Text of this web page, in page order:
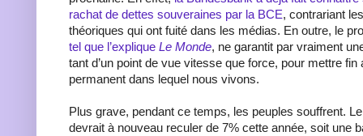
rachat de dettes souveraines par la BCE, contrariant
théoriques qui ont fuité dans les médias. En outre, le
tel que l’explique Le Monde, ne garantit par vraiment
tant d’un point de vue vitesse que force, pour mettre
permanent dans lequel nous vivons.
Plus grave, pendant ce temps, les peuples souffrent.
devrait à nouveau reculer de 7% cette année, soit une